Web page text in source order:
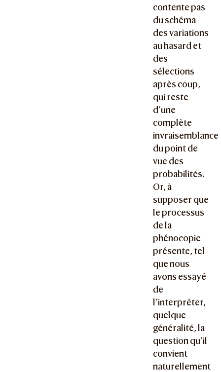
contente pas
du schéma
des variations
au hasard et
des
sélections
après coup,
qui reste
d’une
complète
invraisemblance
du point de
vue des
probabilités.
Or, à
supposer que
le processus
de la
phénocopie
présente, tel
que nous
avons essayé
de
l’interpréter,
quelque
généralité, la
question qu’il
convient
naturellement